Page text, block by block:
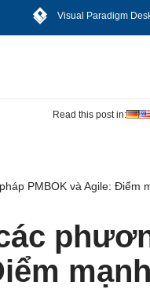
Visual Paradigm
Read this post in:
PMBOK và Agile: Điểm